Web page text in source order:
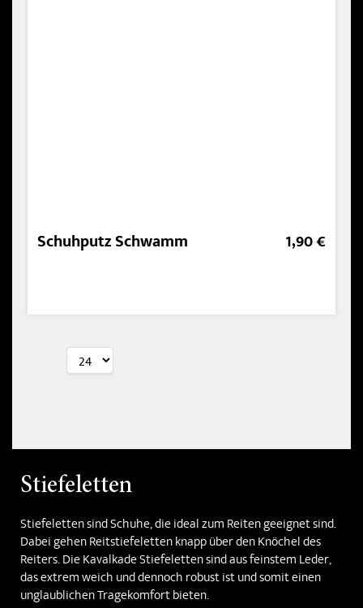
Schuhputz Schwamm 1,90 €
Stiefeletten
Stiefeletten sind Schuhe, die ideal zum Reiten geeignet sind.
Dabei gehen Reitstiefeletten knapp über den Knöchel des
Reiters. Die Kavalkade Stiefeletten sind aus feinstem Leder,
das extrem weich und dennoch robust ist und somit einen
unglaublichen Tragekomfort bieten.